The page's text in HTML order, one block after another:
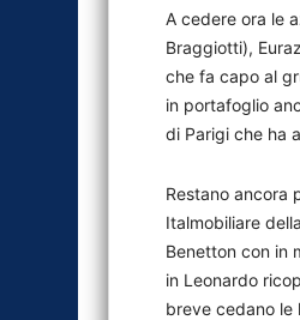
A cedere ora le
Braggiotti),
che fa capo al
in portafoglio
di Parigi che ha
Restano ancora
Italmobiliare
Benetton con in
in Leonardo
breve cedano le